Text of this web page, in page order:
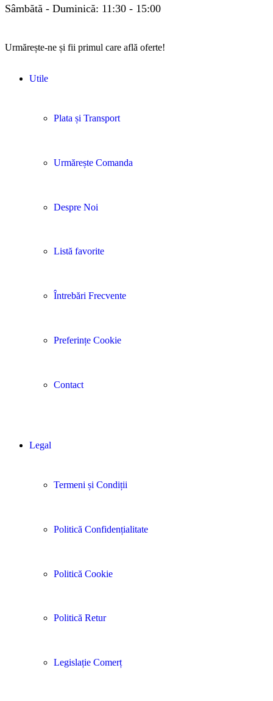
Sâmbătă - Duminică: 11:30 - 15:00
Urmărește-ne și fii primul care află oferte!
Utile
Plata și Transport
Urmărește Comanda
Despre Noi
Listă favorite
Întrebări Frecvente
Preferințe Cookie
Contact
Legal
Termeni și Condiții
Politică Confidențialitate
Politică Cookie
Politică Retur
Legislație Comerț